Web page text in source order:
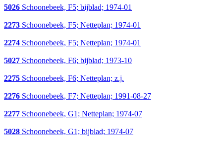
5026 Schoonebeek, F5; bijblad; 1974-01
2273 Schoonebeek, F5; Netteplan; 1974-01
2274 Schoonebeek, F5; Netteplan; 1974-01
5027 Schoonebeek, F6; bijblad; 1973-10
2275 Schoonebeek, F6; Netteplan; z.j.
2276 Schoonebeek, F7; Netteplan; 1991-08-27
2277 Schoonebeek, G1; Netteplan; 1974-07
5028 Schoonebeek, G1; bijblad; 1974-07